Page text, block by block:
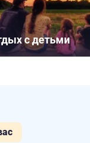
с детьми